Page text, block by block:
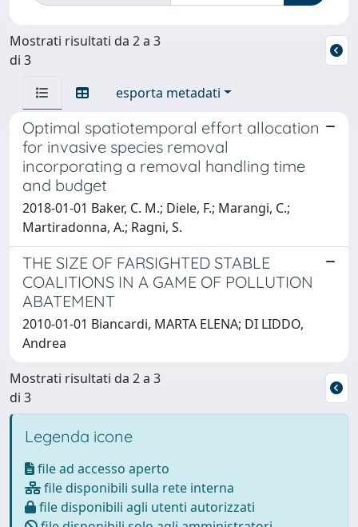
Mostrati risultati da 2 a 3
di 3
esporta metadati
Optimal spatiotemporal effort allocation
for invasive species removal
incorporating a removal handling time
and budget
2018-01-01 Baker, C. M.; Diele, F.; Marangi, C.;
Martiradonna, A.; Ragni, S.
THE SIZE OF FARSIGHTED STABLE
COALITIONS IN A GAME OF POLLUTION
ABATEMENT
2010-01-01 Biancardi, MARTA ELENA; DI LIDDO,
Andrea
Mostrati risultati da 2 a 3
di 3
Legenda icone
file ad accesso aperto
file disponibili sulla rete interna
file disponibili agli utenti autorizzati